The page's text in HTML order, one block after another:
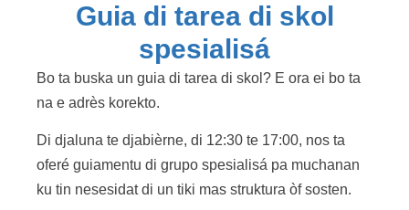
Guia di tarea di skol
spesialisá
Bo ta buska un guia di tarea di skol? E ora ei bo ta
na e adrès korekto.
Di djaluna te djabièrne, di 12:30 te 17:00, nos ta
oferé guiamentu di grupo spesialisá pa muchanan
ku tin nesesidat di un tiki mas struktura òf sosten.